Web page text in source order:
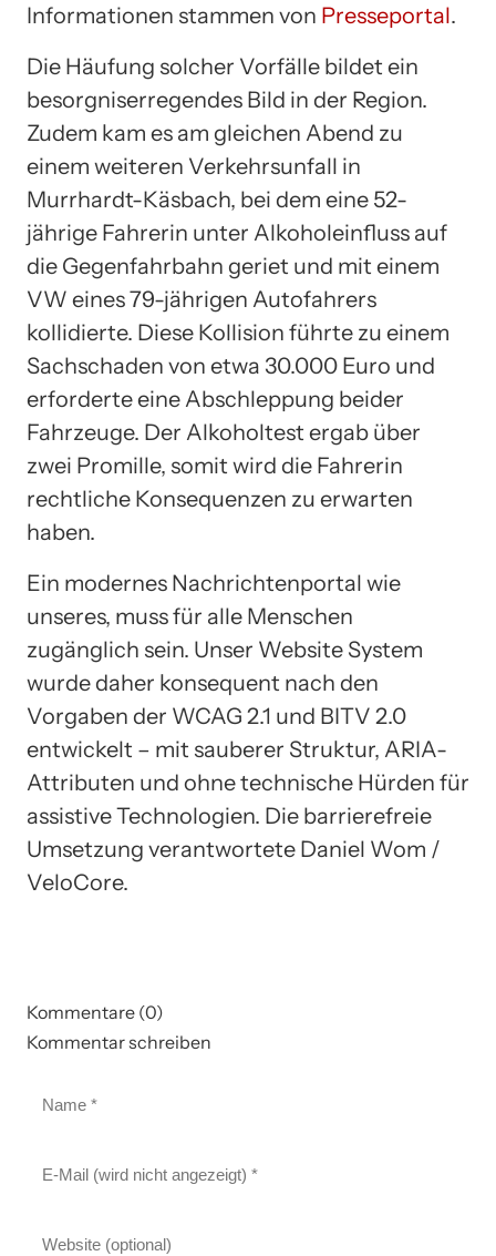
Informationen stammen von Presseportal.
Die Häufung solcher Vorfälle bildet ein
besorgniserregendes Bild in der Region.
Zudem kam es am gleichen Abend zu
einem weiteren Verkehrsunfall in
Murrhardt-Käsbach, bei dem eine 52-
jährige Fahrerin unter Alkoholeinfluss auf
die Gegenfahrbahn geriet und mit einem
VW eines 79-jährigen Autofahrers
kollidierte. Diese Kollision führte zu einem
Sachschaden von etwa 30.000 Euro und
erforderte eine Abschleppung beider
Fahrzeuge. Der Alkoholtest ergab über
zwei Promille, somit wird die Fahrerin
rechtliche Konsequenzen zu erwarten
haben.
Ein modernes Nachrichtenportal wie
unseres, muss für alle Menschen
zugänglich sein. Unser Website System
wurde daher konsequent nach den
Vorgaben der WCAG 2.1 und BITV 2.0
entwickelt – mit sauberer Struktur, ARIA-
Attributen und ohne technische Hürden für
assistive Technologien. Die barrierefreie
Umsetzung verantwortete Daniel Wom /
VeloCore.
Kommentare (0)
Kommentar schreiben